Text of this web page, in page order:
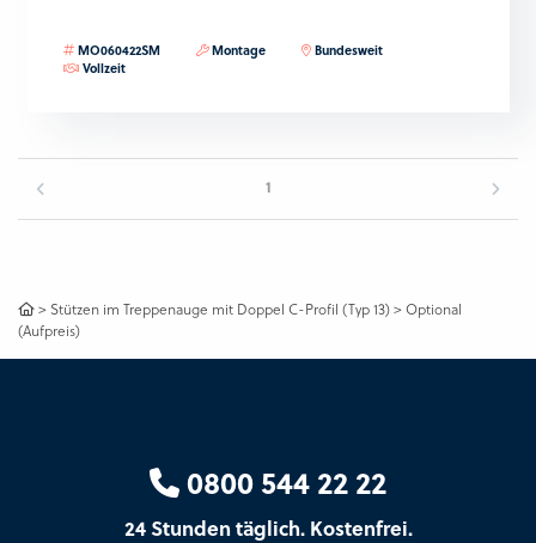
MO060422SM Montage
Bundesweit
Vollzeit
1
>Stützen im Treppenauge mit Doppel C-Profil (Typ 13)>Optional
(Aufpreis)
0800 544 22 22
24 Stunden täglich. Kostenfrei.